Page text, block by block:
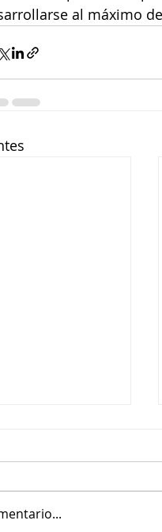
al máximo